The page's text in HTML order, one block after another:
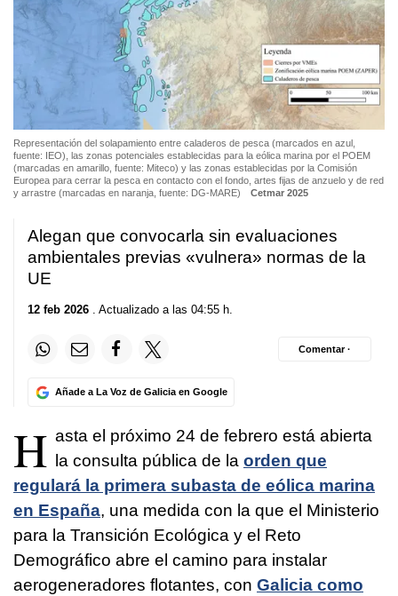
Representación del solapamiento entre caladeros de pesca (marcados en azul,
fuente: IEO), las zonas potenciales establecidas para la eólica marina por el POEM
(marcadas en amarillo, fuente: Miteco) y las zonas establecidas por la Comisión
Europea para cerrar la pesca en contacto con el fondo, artes fijas de anzuelo y de red
y arrastre (marcadas en naranja, fuente: DG-MARE)
Cetmar 2025
Alegan que convocarla sin evaluaciones
ambientales previas «vulnera» normas de la
UE
12 feb 2026 . Actualizado a las 04:55 h.
Añade a La Voz de Galicia en Google
Comentar ·
H asta el próximo 24 de febrero está abierta
la consulta pública de la orden que
regulará la primera subasta de eólica marina
en España, una medida con la que el Ministerio
para la Transición Ecológica y el Reto
Demográfico abre el camino para instalar
aerogeneradores flotantes, con Galicia como